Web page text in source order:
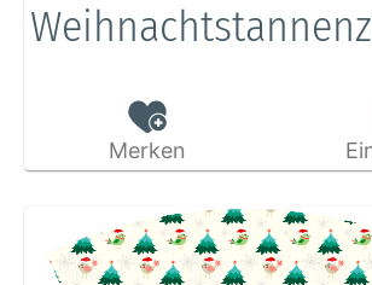
Merken